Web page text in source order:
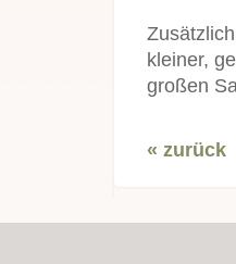
kleiner,
großen
« zurück